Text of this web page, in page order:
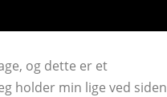
og dette er et
holder min lige ved siden